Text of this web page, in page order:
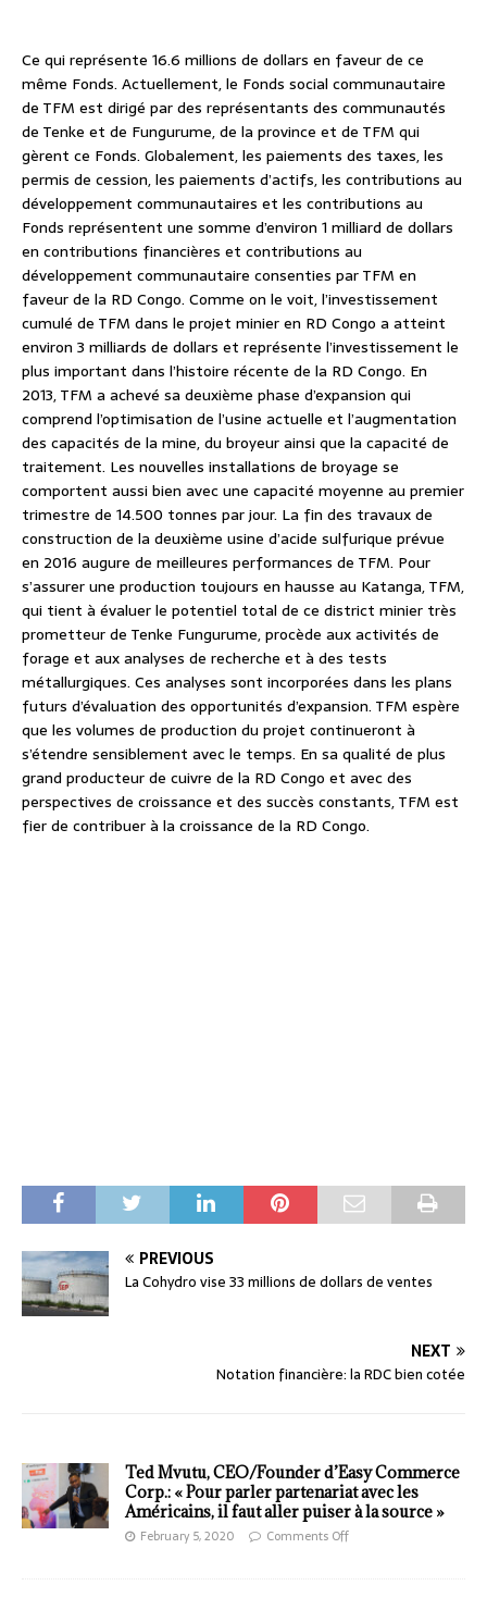
Ce qui représente 16.6 millions de dollars en faveur de ce
même Fonds. Actuellement, le Fonds social communautaire
de TFM est dirigé par des représentants des communautés
de Tenke et de Fungurume, de la province et de TFM qui
gèrent ce Fonds. Globalement, les paiements des taxes, les
permis de cession, les paiements d’actifs, les contributions au
développement communautaires et les contributions au
Fonds représentent une somme d’environ 1 milliard de dollars
en contributions financières et contributions au
développement communautaire consenties par TFM en
faveur de la RD Congo. Comme on le voit, l’investissement
cumulé de TFM dans le projet minier en RD Congo a atteint
environ 3 milliards de dollars et représente l’investissement le
plus important dans l’histoire récente de la RD Congo. En
2013, TFM a achevé sa deuxième phase d’expansion qui
comprend l’optimisation de l’usine actuelle et l’augmentation
des capacités de la mine, du broyeur ainsi que la capacité de
traitement. Les nouvelles installations de broyage se
comportent aussi bien avec une capacité moyenne au premier
trimestre de 14.500 tonnes par jour. La fin des travaux de
construction de la deuxième usine d’acide sulfurique prévue
en 2016 augure de meilleures performances de TFM. Pour
s’assurer une production toujours en hausse au Katanga, TFM,
qui tient à évaluer le potentiel total de ce district minier très
prometteur de Tenke Fungurume, procède aux activités de
forage et aux analyses de recherche et à des tests
métallurgiques. Ces analyses sont incorporées dans les plans
futurs d’évaluation des opportunités d’expansion. TFM espère
que les volumes de production du projet continueront à
s’étendre sensiblement avec le temps. En sa qualité de plus
grand producteur de cuivre de la RD Congo et avec des
perspectives de croissance et des succès constants, TFM est
fier de contribuer à la croissance de la RD Congo.
PREVIOUS
La Cohydro vise 33 millions de dollars de ventes
NEXT
Notation financière: la RDC bien cotée
Ted Mvutu, CEO/Founder d’Easy Commerce
Corp.: « Pour parler partenariat avec les
Américains, il faut aller puiser à la source »
February 5, 2020 Comments Off